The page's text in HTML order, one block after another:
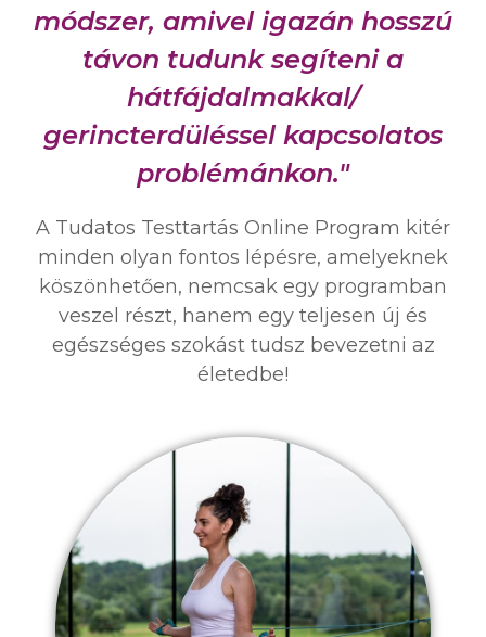
módszer, amivel igazán hosszú
távon tudunk segíteni a
hátfájdalmakkal/
gerincterdüléssel kapcsolatos
problémánkon."
A Tudatos Testtartás Online Program kitér
minden olyan fontos lépésre, amelyeknek
köszönhetően, nemcsak egy programban
veszel részt, hanem egy teljesen új és
egészséges szokást tudsz bevezetni az
életedbe!